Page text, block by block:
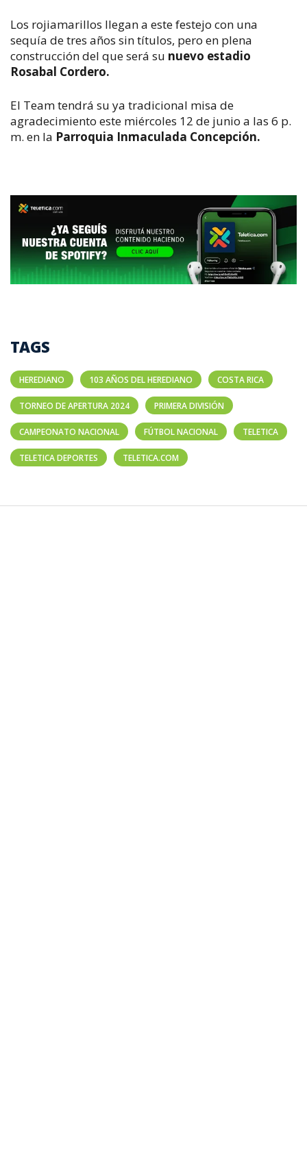
Los rojiamarillos llegan a este festejo con una
sequía de tres años sin títulos, pero en plena
construcción del que será su nuevo estadio
Rosabal Cordero.
El Team tendrá su ya tradicional misa de
agradecimiento este miércoles 12 de junio a las 6 p.
m. en la Parroquia Inmaculada Concepción.
TAGS
HEREDIANO 103 AÑOS DEL HEREDIANO COSTA RICA
TORNEO DE APERTURA 2024 PRIMERA DIVISIÓN
CAMPEONATO NACIONAL FÚTBOL NACIONAL TELETICA
TELETICA DEPORTES TELETICA.COM